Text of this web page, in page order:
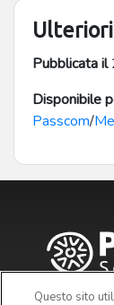
Pubblicata il
Disponibile
Passcom/
Questo sito